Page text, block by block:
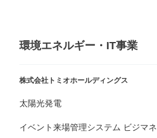
環境エネルギー・IT事業
株式会社トミオホールディングス
太陽光発電
イベント来場管理システム ビジマネ